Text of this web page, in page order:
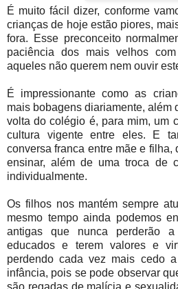
É muito fácil dizer, conforme
crianças de hoje estão piores,
fora. Esse preconceito
paciência dos mais velhos
aqueles não querem nem ouvir
É impressionante como as
mais bobagens diariamente, além
volta do colégio é, para mim, um
cultura vigente entre eles. E
conversa franca entre mãe e filha,
ensinar, além de uma troca de
individualmente.
Os filhos nos mantém sempre
mesmo tempo ainda podemos
antigas que nunca perderão
educados e terem valores e
perdendo cada vez mais cedo
infância, pois se pode observar
são regadas de malícia e